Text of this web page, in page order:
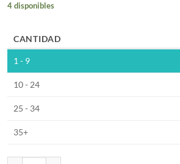
4 disponibles
CANTIDAD
1 - 9
10 - 24
25 - 34
35+